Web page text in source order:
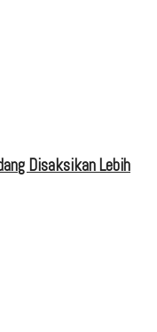
Disaksikan Lebih